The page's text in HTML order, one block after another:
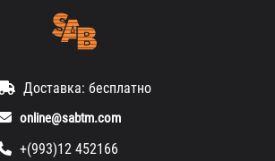
Доставка: бесплатно
online@sabtm.com
+(993)12 452166